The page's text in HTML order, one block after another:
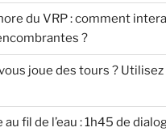
du VRP : comment
?
joue des tours ? Utilisez
au fil de l’eau : 1h45 de